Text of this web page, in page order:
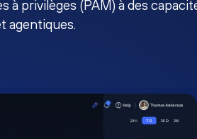
à privilèges (PAM) à des
agentiques.